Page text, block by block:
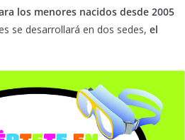
los menores nacidos desde 2005
se desarrollará en dos sedes, el